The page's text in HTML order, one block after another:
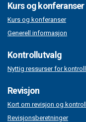
Kurs og konferanser
Kurs og konferanser
Generell informasjon
Kontrollutvalg
Nyttig ressurser for
Revisjon
Kort om revisjon og
Revisjonsberetninger